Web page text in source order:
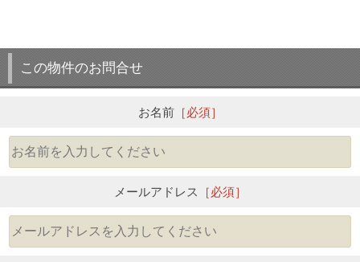
この物件のお問合せ
お名前［必須］
メールアドレス ［必須］